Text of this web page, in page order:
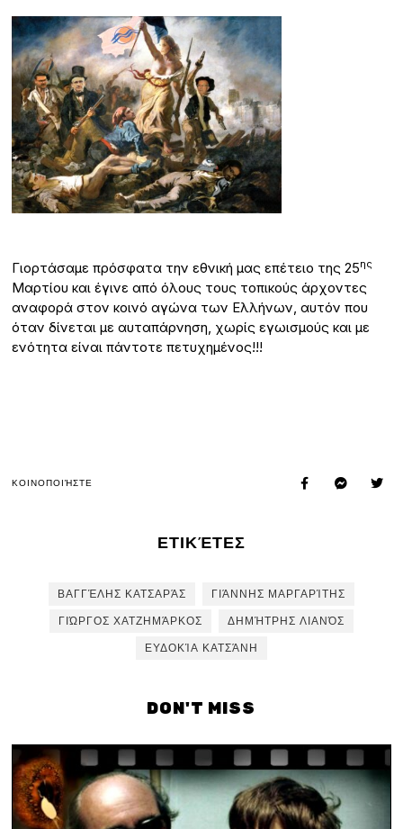
Γιορτάσαμε πρόσφατα την εθνική μας επέτειο της 25ης
Μαρτίου και έγινε από όλους τους τοπικούς άρχοντες
αναφορά στον κοινό αγώνα των Ελλήνων, αυτόν που
όταν δίνεται με αυταπάρνηση, χωρίς εγωισμούς και με
ενότητα είναι πάντοτε πετυχημένος!!!
ΚΟΙΝΟΠΟΙΉΣΤΕ
ΕΤΙΚΈΤΕΣ
ΒΑΓΓΈΛΗΣ ΚΑΤΣΑΡΆΣ
ΓΙΆΝΝΗΣ ΜΑΡΓΑΡΊΤΗΣ
ΓΙΏΡΓΟΣ ΧΑΤΖΗΜΆΡΚΟΣ
ΔΗΜΉΤΡΗΣ ΛΙΑΝΌΣ
ΕΥΔΟΚΊΑ ΚΑΤΣΆΝΗ
DON'T MISS